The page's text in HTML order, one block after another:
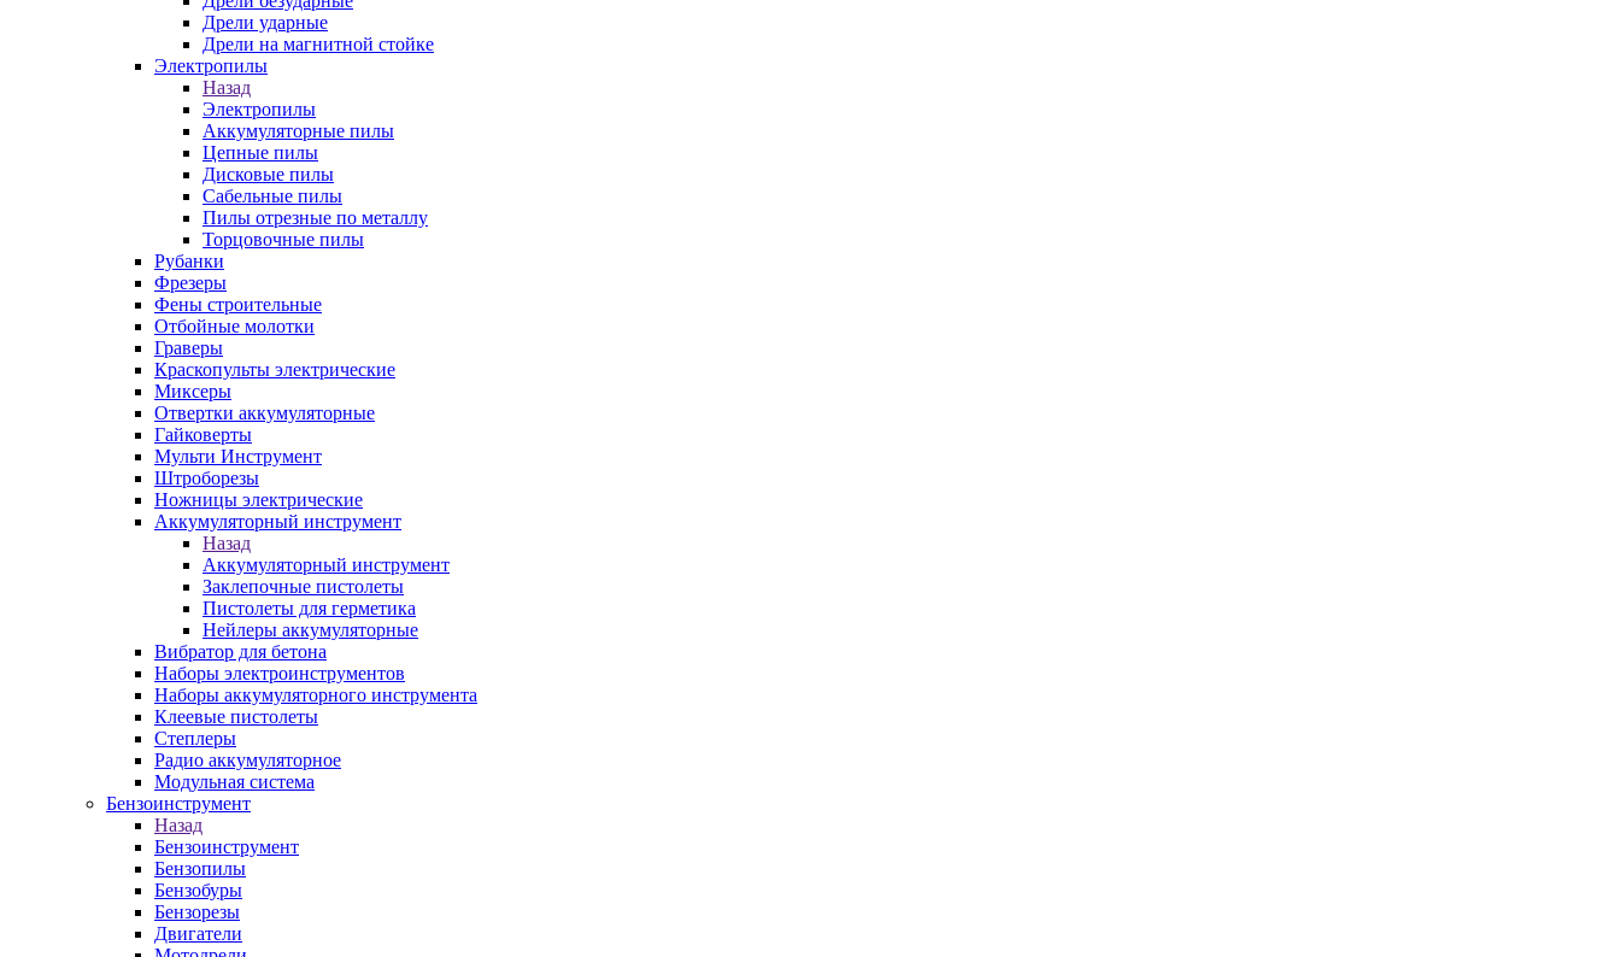
Дрели ударные
Дрели на магнитной стойке
Электропилы
Назад
Электропилы
Аккумуляторные пилы
Цепные пилы
Дисковые пилы
Сабельные пилы
Пилы отрезные по металлу
Торцовочные пилы
Рубанки
Фрезеры
Фены строительные
Отбойные молотки
Граверы
Краскопульты электрические
Миксеры
Отвертки аккумуляторные
Гайковерты
Мульти Инструмент
Штроборезы
Ножницы электрические
Аккумуляторный инструмент
Назад
Аккумуляторный инструмент
Заклепочные пистолеты
Пистолеты для герметика
Нейлеры аккумуляторные
Вибратор для бетона
Наборы электроинструментов
Наборы аккумуляторного инструмента
Клеевые пистолеты
Степлеры
Радио аккумуляторное
Модульная система
Бензоинструмент
Назад
Бензоинструмент
Бензопилы
Бензобуры
Бензорезы
Двигатели